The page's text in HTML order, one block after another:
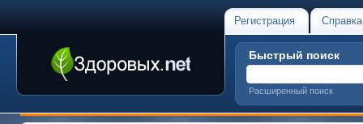
Регистрация Справка
Быстрый поиск
Расширенный поиск